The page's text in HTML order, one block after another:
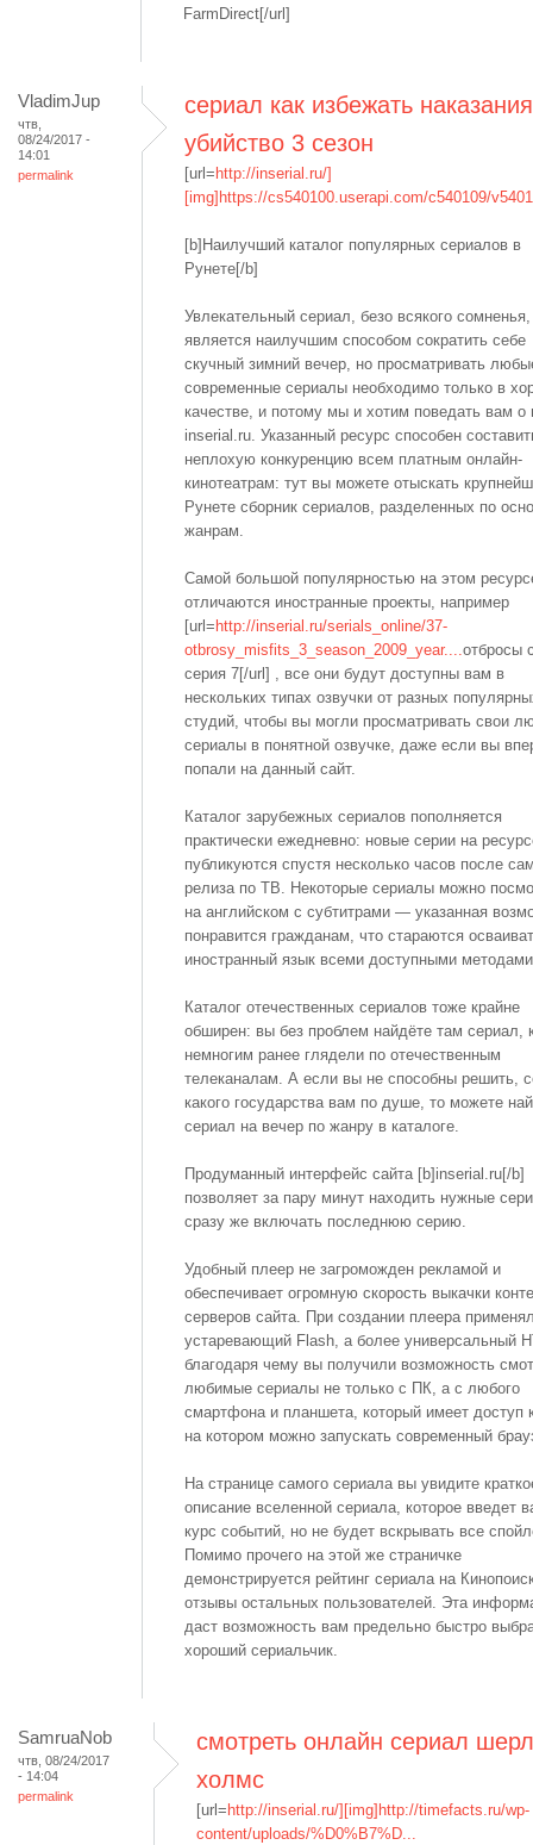
FarmDirect[/url]
VladimJup
чтв,
08/24/2017 -
14:01
permalink
сериал как избежать
убийство 3 сезон
[url= http://inserial.ru/]
[img]https://cs540100.userapi.com/c540109/
[b]Наилучший каталог популярных сериалов в
Рунете[/b]
Увлекательный сериал, безо всякого сомненья,
является наилучшим способом сократить себе
скучный зимний вечер, но просматривать
современные сериалы необходимо только в
качестве, и потому мы и хотим поведать вам о
inserial.ru. Указанный ресурс способен
неплохую конкуренцию всем платным онлайн-
кинотеатрам: тут вы можете отыскать
Рунете сборник сериалов, разделенных по
жанрам.
Самой большой популярностью на этом
отличаются иностранные проекты, например
[url= http://inserial.ru/serials_online/37-
otbrosy_misfits_3_season_2009_year....отбросы
серия 7[/url] , все они будут доступны вам в
нескольких типах озвучки от разных
студий, чтобы вы могли просматривать свои
сериалы в понятной озвучке, даже если вы
попали на данный сайт.
Каталог зарубежных сериалов пополняется
практически ежедневно: новые серии на
публикуются спустя несколько часов после
релиза по ТВ. Некоторые сериалы можно
на английском с субтитрами — указанная
понравится гражданам, что стараются
иностранный язык всеми доступными
Каталог отечественных сериалов тоже крайне
обширен: вы без проблем найдёте там сериал,
немногим ранее глядели по отечественным
телеканалам. А если вы не способны решить,
какого государства вам по душе, то можете
сериал на вечер по жанру в каталоге.
Продуманный интерфейс сайта [b]inserial.ru[/b]
позволяет за пару минут находить нужные
сразу же включать последнюю серию.
Удобный плеер не загроможден рекламой и
обеспечивает огромную скорость выкачки
серверов сайта. При создании плеера
устаревающий Flash, а более универсальный
благодаря чему вы получили возможность
любимые сериалы не только с ПК, а с любого
смартфона и планшета, который имеет доступ
на котором можно запускать современный
На странице самого сериала вы увидите
описание вселенной сериала, которое введет
курс событий, но не будет вскрывать все
Помимо прочего на этой же страничке
демонстрируется рейтинг сериала на
отзывы остальных пользователей. Эта
даст возможность вам предельно быстро
хороший сериальчик.
SamruaNob
чтв, 08/24/2017
- 14:04
permalink
смотреть онлайн сериал
холмс
[url= http://inserial.ru/][img]http://timefacts.ru/wp-
content/uploads/%D0%B7%D...